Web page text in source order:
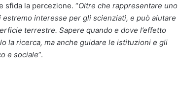
sfida la percezione. “Oltre che rappresentare uno
interesse per gli scienziati, e può aiutare
terrestre. Sapere quando e dove l’effetto
la ricerca, ma anche guidare le istituzioni e gli
e sociale”.